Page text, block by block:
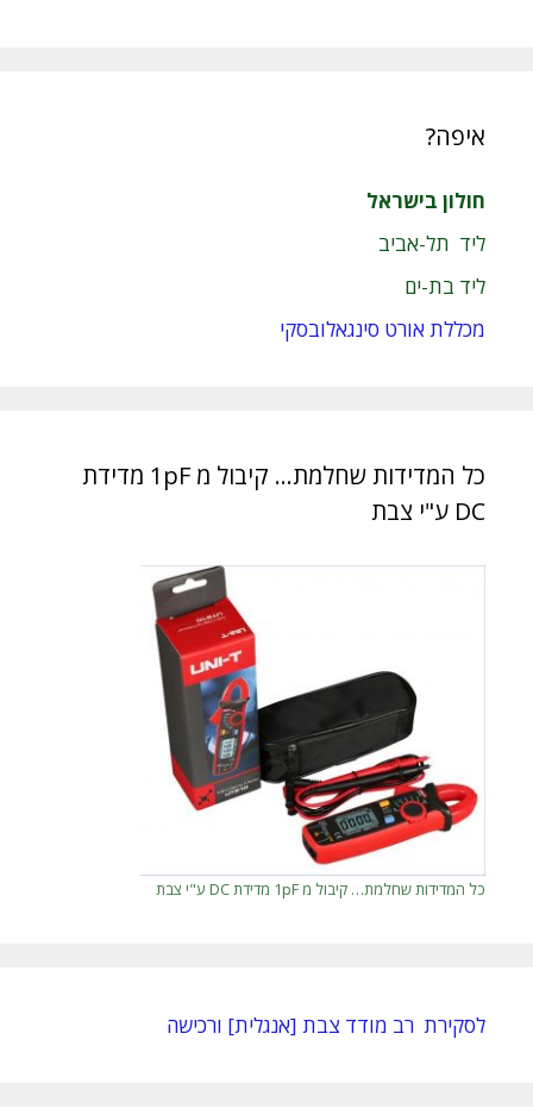
איפה?
חולון בישראל
ליד תל-אביב
ליד בת-ים
מכללת אורט סינגאלובסקי
כל המדידות שחלמת… קיבול מ 1pF מדידת
DC ע"י צבת
כל המדידות שחלמת… קיבול מ 1pF מדידת DC ע"י צבת
לסקירת רב מודד צבת [אנגלית] ורכישה